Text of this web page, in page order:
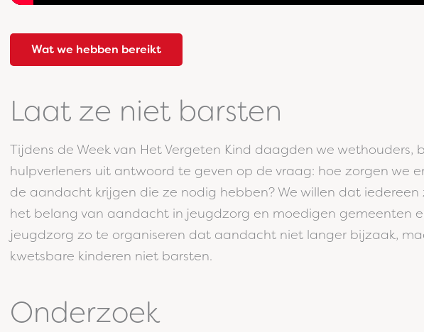
Wat we hebben bereikt
Laat ze niet barsten
Tijdens de Week van Het Vergeten Kind daagden we wethouders,
hulpverleners uit antwoord te geven op de vraag: hoe zorgen we
de aandacht krijgen die ze nodig hebben? We willen dat
het belang van aandacht in jeugdzorg en moedigen gemeenten
jeugdzorg zo te organiseren dat aandacht niet langer bijzaak,
kwetsbare kinderen niet barsten.
Onderzoek